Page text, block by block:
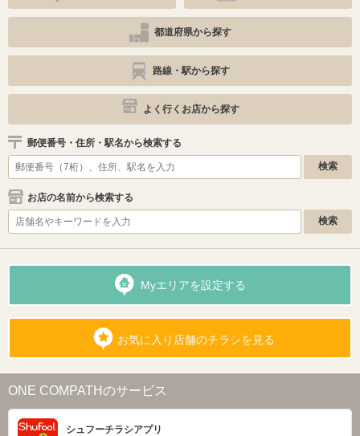
都道府県から探す
路線・駅から探す
よく行くお店から探す
郵便番号・住所・駅名から検索する
お店の名前から検索する
Myエリアを設定する
お気に入り店舗のチラシを見る
ONE COMPATHのサービス
シュフーチラシアプリ